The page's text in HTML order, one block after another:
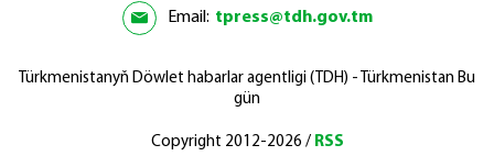
Email: tpress@tdh.gov.tm
Türkmenistanyň Döwlet habarlar agentligi (TDH) - Türkmenistan Bu
gün
Copyright 2012-2026 / RSS